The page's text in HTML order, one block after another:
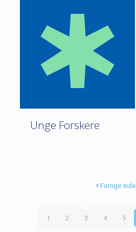
Unge Forskere
Forrige side
1 2 3 4 5